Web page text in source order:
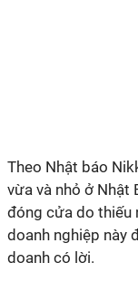
Theo Nhật báo
vừa và nhỏ ở Nhật
đóng cửa do thiếu
doanh nghiệp này
doanh có lời.